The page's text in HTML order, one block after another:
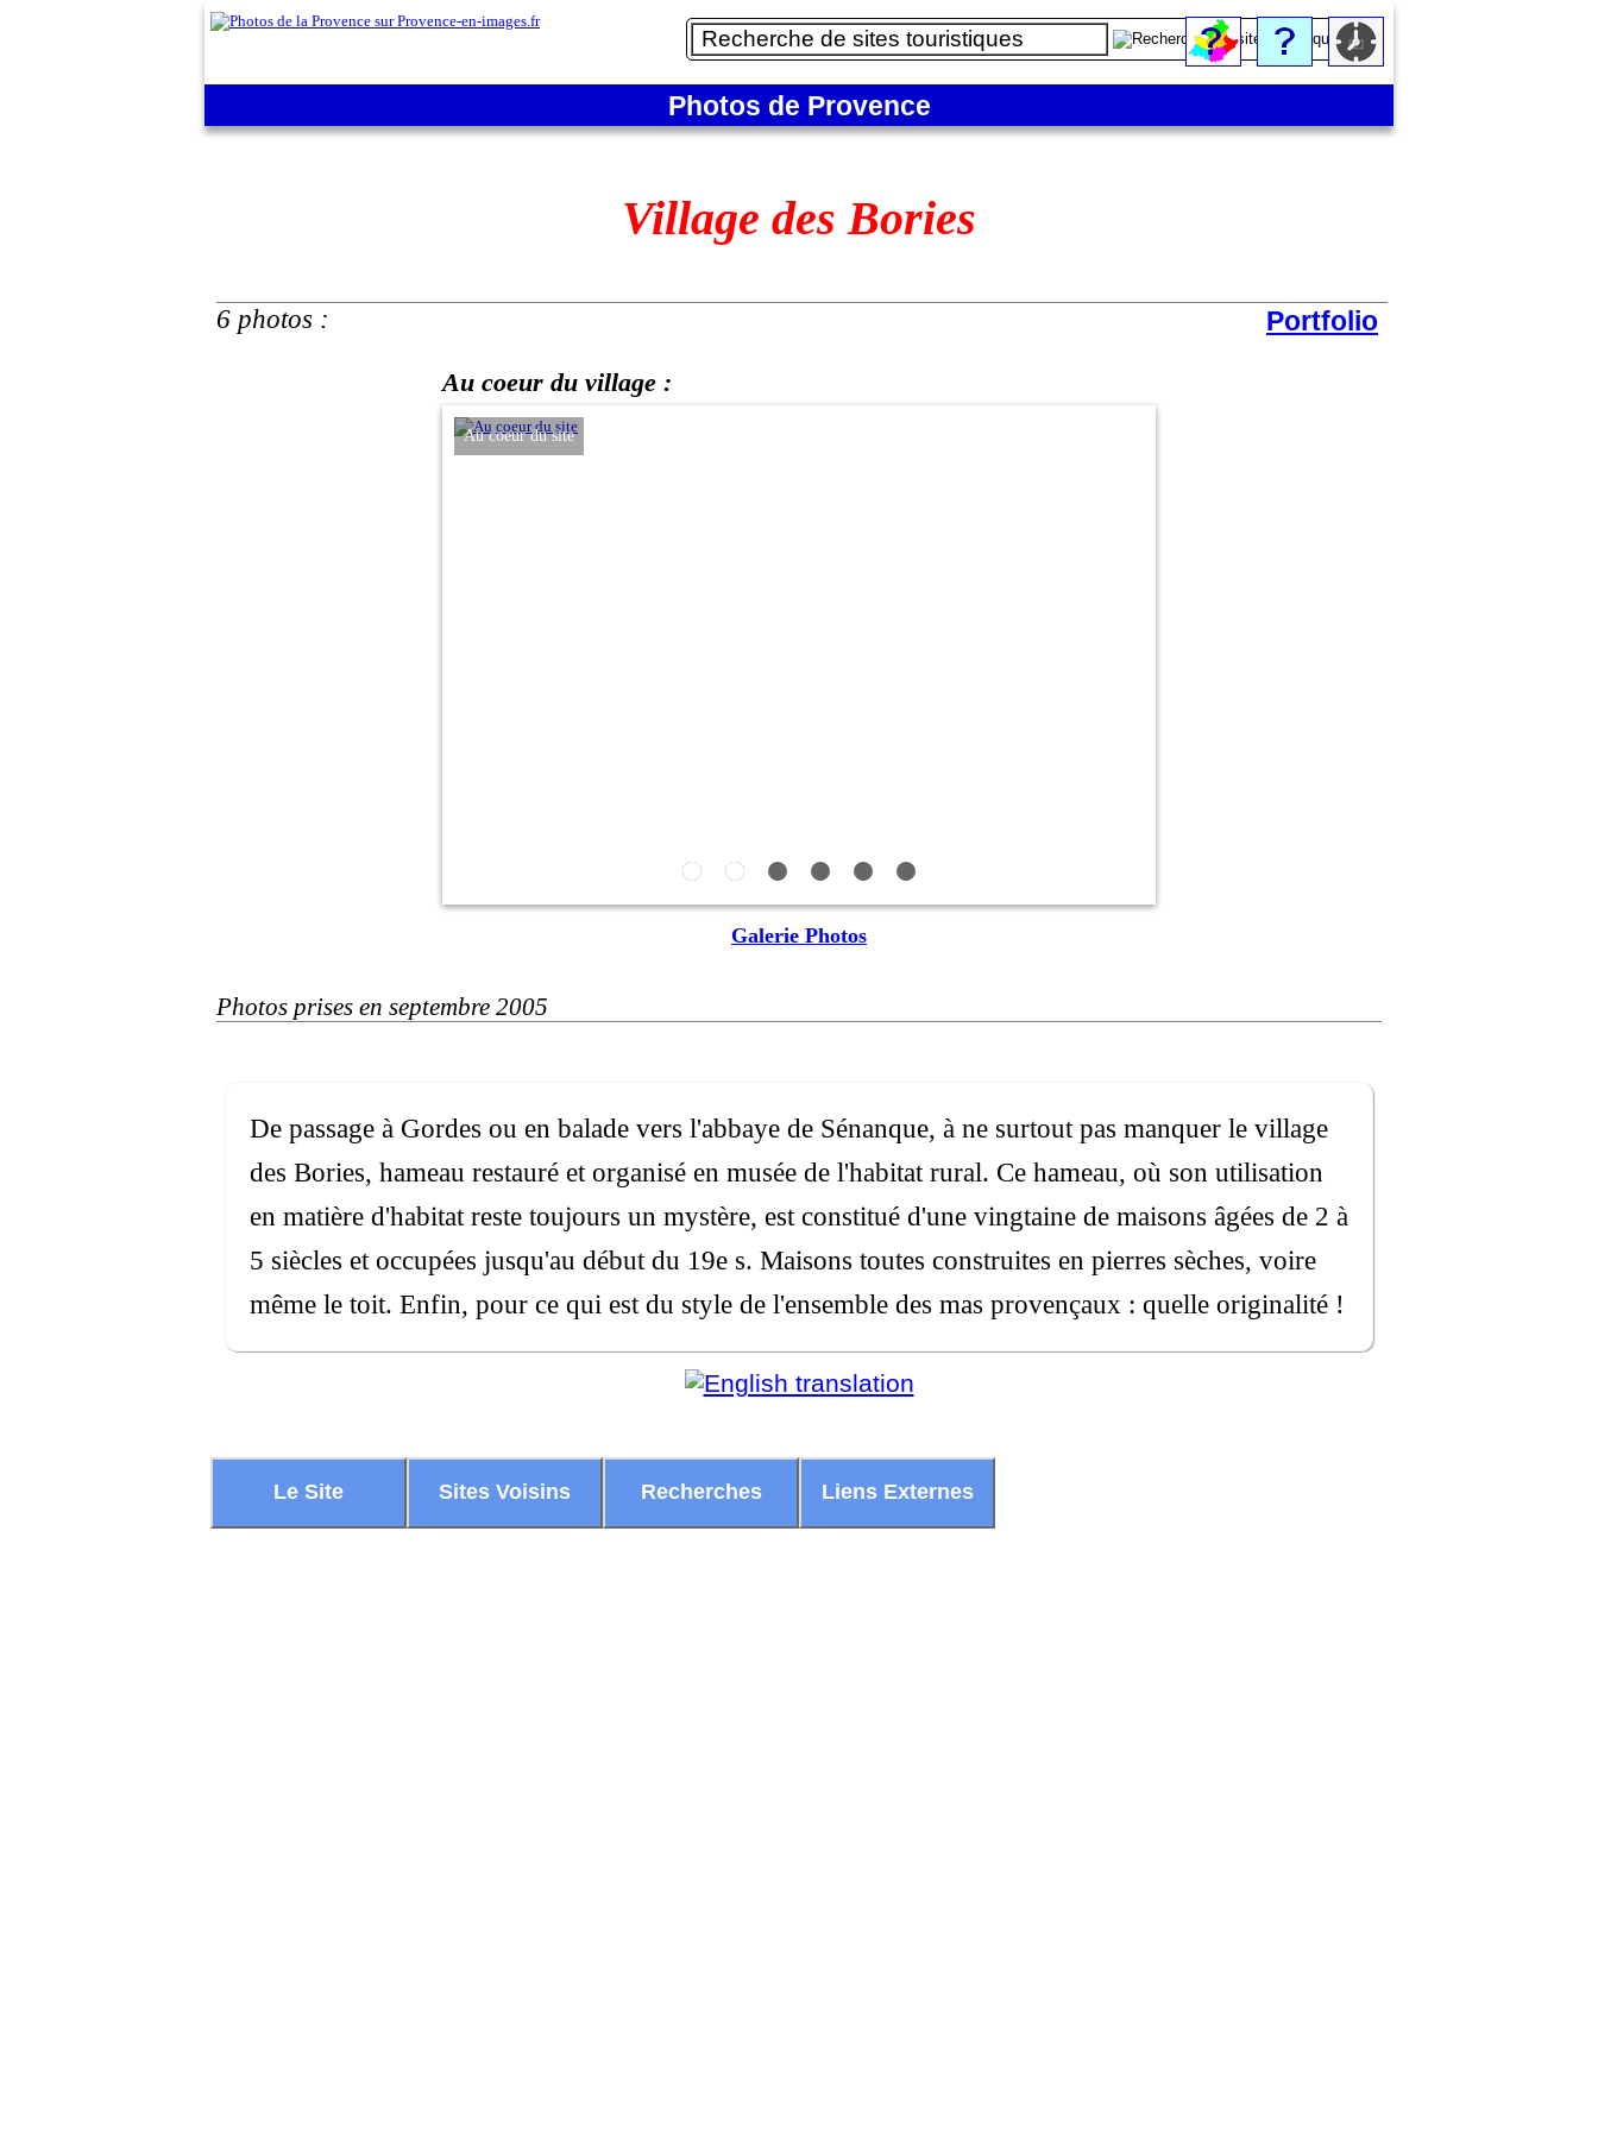
Photos de Provence
Village des Bories
6 photos : Portfolio
Au coeur du village :
Au coeur du site
Galerie Photos
Photos prises en septembre 2005
De passage à Gordes ou en balade vers l'abbaye de Sénanque, à ne surtout pas manquer le village
des Bories, hameau restauré et organisé en musée de l'habitat rural. Ce hameau, où son utilisation
en matière d'habitat reste toujours un mystère, est constitué d'une vingtaine de maisons âgées de 2 à
5 siècles et occupées jusqu'au début du 19e s. Maisons toutes construites en pierres sèches, voire
même le toit. Enfin, pour ce qui est du style de l'ensemble des mas provençaux : quelle originalité !
Le Site Sites Voisins Recherches Liens Externes